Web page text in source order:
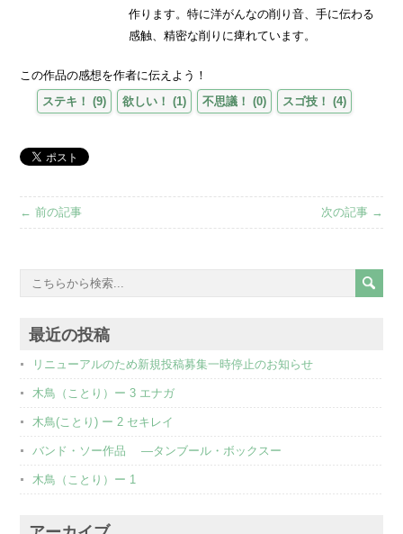
作ります。特に洋がんなの削り音、手に伝わる
感触、精密な削りに痺れています。
この作品の感想を作者に伝えよう！
ステキ！
(9) 欲しい！ (1) 不思議！ (0) スゴ技！ (4)
← 前の記事 次の記事 →
最近の投稿
リニューアルのため新規投稿募集一時停止のお知らせ
木鳥（ことり）ー 3 エナガ
木鳥(ことり) ー 2 セキレイ
バンド・ソー作品 ―タンブール・ボックスー
木鳥（ことり）ー 1